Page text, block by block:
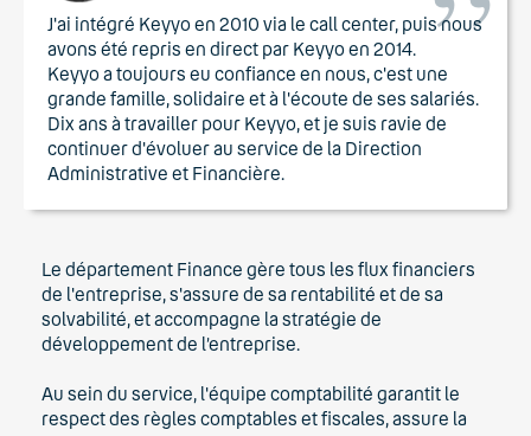
J'ai intégré Keyyo en 2010 via le call center, puis nous
avons été repris en direct par Keyyo en 2014.
Keyyo a toujours eu confiance en nous, c'est une
grande famille, solidaire et à l'écoute de ses salariés.
Dix ans à travailler pour Keyyo, et je suis ravie de
continuer d'évoluer au service de la Direction
Administrative et Financière.
Le département Finance gère tous les flux financiers
de l'entreprise, s'assure de sa rentabilité et de sa
solvabilité, et accompagne la stratégie de
développement de l’entreprise.
Au sein du service, l'équipe comptabilité garantit le
respect des règles comptables et fiscales, assure la